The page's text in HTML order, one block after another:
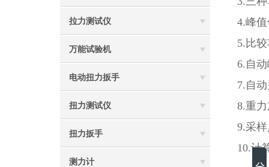
拉力测试仪
万能试验机
电动扭力扳手
扭力测试仪
扭力扳手
测力计
4.峰
5.比
6.自
7.自
8.重
9.采
10.计